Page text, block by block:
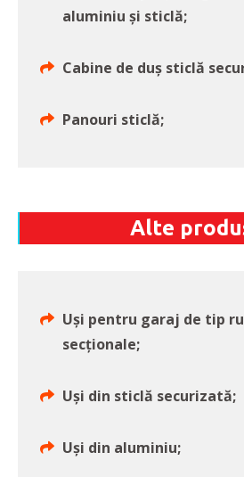
aluminiu şi sticlă;
Cabine de duş sticlă
Panouri sticlă;
Alte
Uşi pentru garaj de tip
secţionale;
Uşi din sticlă securizată;
Uşi din aluminiu;